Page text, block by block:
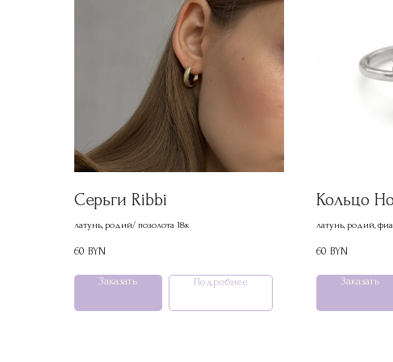
Серьги Ribbi
латунь, родий/ позолота 18к
60 BYN
Заказать Подробнее
Кольцо
латунь, родий,
60 BYN
Заказать